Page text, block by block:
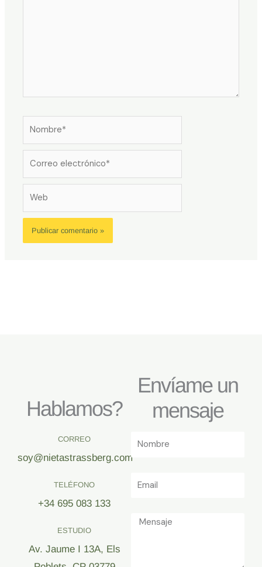
Hablamos?
CORREO
soy@nietastrassberg.com
TELÉFONO
+34 695 083 133
ESTUDIO
Av. Jaume I 13A, Els
Envíame un
mensaje